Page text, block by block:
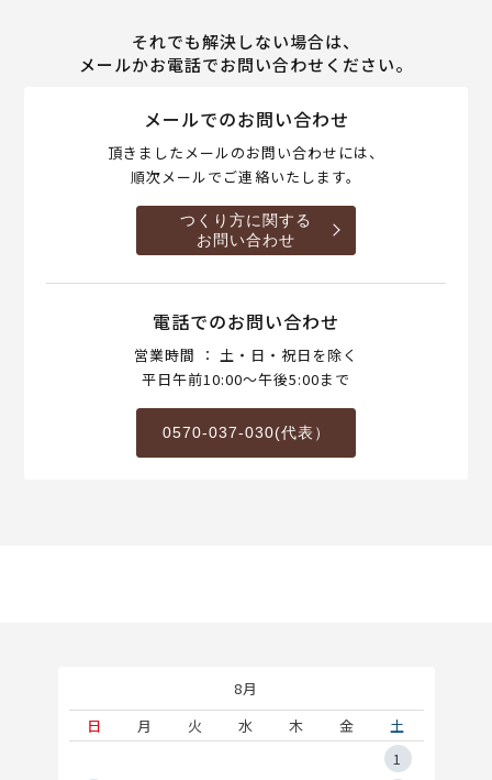
それでも解決しない場合は、
メールかお電話でお問い合わせください。
メールでのお問い合わせ
頂きましたメールのお問い合わせには、
順次メールでご連絡いたします。
つくり方に関する
お問い合わせ
電話でのお問い合わせ
営業時間 ： 土・日・祝日を除く
平日午前10:00～午後5:00まで
0570-037-030(代表）
8月
日
月 火 水 木 金
土
1